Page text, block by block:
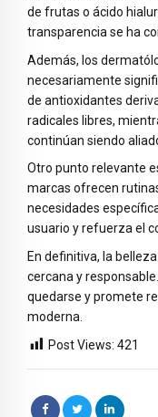
de frutas o ácido
transparencia se ha
Además, los
necesariamente
de antioxidantes
radicales libres,
continúan siendo
Otro punto relevante
marcas ofrecen
necesidades
usuario y refuerza el
En definitiva, la
cercana y
quedarse y promete
moderna.
Post Views: 421